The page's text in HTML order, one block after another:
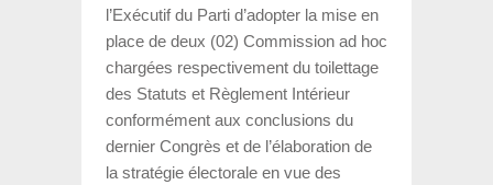
l’Exécutif du Parti d’adopter la mise en
place de deux (02) Commission ad hoc
chargées respectivement du toilettage
des Statuts et Règlement Intérieur
conformément aux conclusions du
dernier Congrès et de l’élaboration de
la stratégie électorale en vue des